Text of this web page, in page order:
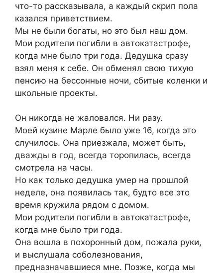
что-то рассказывала, а каждый скрип пола
казался приветствием.
Мы не были богаты, но это был наш дом.
Мои родители погибли в автокатастрофе,
когда мне было три года. Дедушка сразу
взял меня к себе. Он обменял свою тихую
пенсию на бессонные ночи, сбитые коленки и
школьные проекты.
Он никогда не жаловался. Ни разу.
Моей кузине Марле было уже 16, когда это
случилось. Она приезжала, может быть,
дважды в год, всегда торопилась, всегда
смотрела на часы.
Но как только дедушка умер на прошлой
неделе, она появилась так, будто все это
время кружила рядом с домом.
Мои родители погибли в автокатастрофе,
когда мне было три года.
Она вошла в похоронный дом, пожала руки,
и выслушала соболезнования,
предназначавшиеся мне. Позже, когда мы